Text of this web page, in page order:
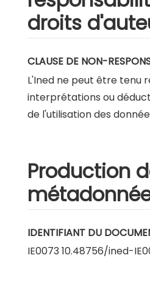
droits
CLAUSE DE NON-
L'Ined ne peut être tenu
interprétations ou
de l'utilisation des
Production
IDENTIFIANT DU
IE0073 10.48756/ined-